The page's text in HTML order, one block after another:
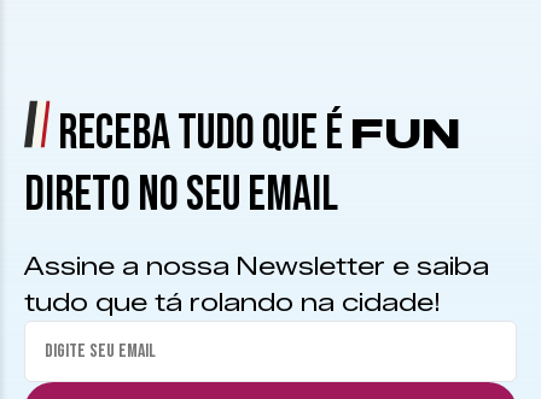
RECEBA TUDO QUE É FUN
DIRETO NO SEU EMAIL
Assine a nossa Newsletter e saiba
tudo que tá rolando na cidade!